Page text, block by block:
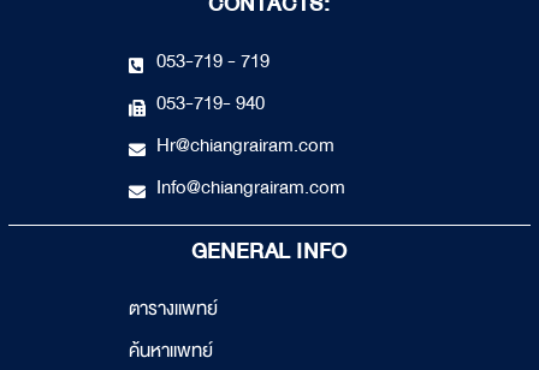
CONTACTS:
053-719 - 719
053-719- 940
Hr@chiangrairam.com
Info@chiangrairam.com
GENERAL INFO
ตารางแพทย์
ค้นหาแพทย์